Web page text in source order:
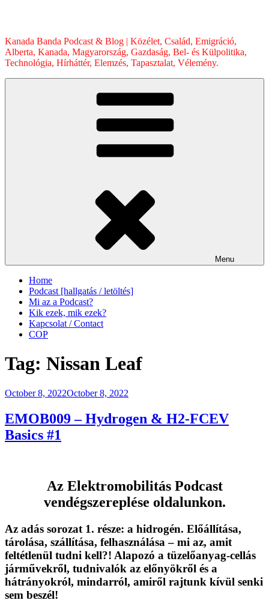
Kanada Banda Podcast & Blog | Közélet, Család, Emigráció,
Alberta, Kanada, Magyarország, Gazdaság, Bel- és Külpolitika,
Technológia, Hírháttér, Elemzés, Tapasztalat, Vélemény.
Menu
Home
Podcast [hallgatás / letöltés]
Mi az a Podcast?
Kik ezek, mik ezek?
Kapcsolat / Contact
COP
Tag: Nissan Leaf
Posted
October 8, 2022October 8, 2022
EMOB009 – Hydrogen & H2-FCEV
Basics #1
Az Elektromobilitás Podcast
vendégszereplése oldalunkon.
Az adás sorozat 1. része: a hidrogén. Előállítása,
tárolása, szállítása, felhasználása – mi az, amit
feltétlenül tudni kell?! Alapozó a tüzelőanyag-cellás
járművekről, tudnivalók az előnyökről és a
hátrányokról, mindarról, amiről rajtunk kívül senki
sem beszél!